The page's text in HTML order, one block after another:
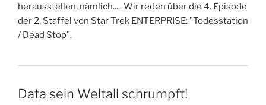
herausstellen, nämlich..... Wir reden über die 4. Episode
der 2. Staffel von Star Trek ENTERPRISE: "Todesstation
/ Dead Stop".
Data sein Weltall schrumpft!